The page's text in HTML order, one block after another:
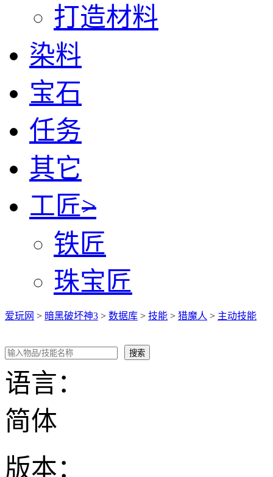
打造材料
染料
宝石
任务
其它
工匠>
铁匠
珠宝匠
爱玩网 > 暗黑破坏神3 > 数据库 > 技能 > 猎魔人 > 主动技能
语言：
简体
版本：